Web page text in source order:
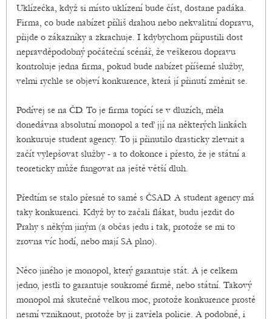
Uklízečka, když si místo uklízení bude číst, dostane padáka.
Firma, co bude nabízet příliš drahou nebo nekvalitní dopravu,
přijde o zákazníky a zkrachuje. I kdybychom připustili dost
nepravděpodobný počáteční scénář, že veškerou dopravu
kontroluje jedna firma, pokud bude nabízet příšerné služby,
velmi rychle se objeví konkurence, která jí přinutí změnit se.
Podívej se na ČD. To je firma topící se v dluzích, měla
donedávna absolutní monopol a teď jjí na některých linkách
konkuruje student agency. To ji přinutilo drasticky zlevnit a
začít vylepšovat služby - a to dokonce i přesto, že je státní a
teoreticky může fungovat na ještě větší dluh.
Předtím se stalo přesně to samé s ČSAD. A student agency má
taky konkurenci. Když by to začali flákat, budu jezdit do
Prahy s někým jiným (a občas jedu i tak, protože se mi to
zrovna víc hodí, nebo mají SA plno).
Něco jiného je monopol, který garantuje stát. A je celkem
jedno, jestli to garantuje soukromé firmě, nebo státní. Takový
monopol má skutečně velkou moc, protože konkurence prostě
nesmí vzniknout, protože by ji zavřela policie. A podobné, i